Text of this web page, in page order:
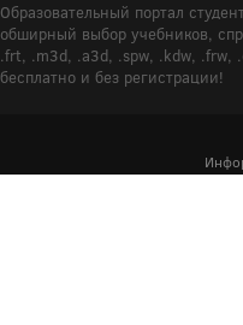
Образовательный портал
обширный выбор учебников,
.frt, .m3d, .a3d, .spw, .kdw, .frw,
бесплатно и без регистрации!